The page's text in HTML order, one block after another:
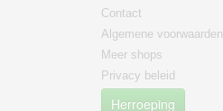
Contact
Algemene voorwaarden
Meer shops
Privacy beleid
Herroeping